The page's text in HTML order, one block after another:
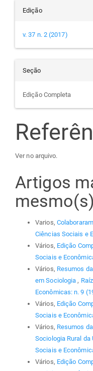
Edição
v. 37 n. 2 (2017)
Seção
Edição Completa
Ver no arquivo.
Artigos
Varios,
Ciências Sociais e
Vários, Edição
Sociais e
Vários, Resumos
em Sociologia ,
Econômicas: n. 9
Vários, Edição
Sociais e
Vários, Resumos
Sociologia Rural da
Sociais e
Vários, Edição